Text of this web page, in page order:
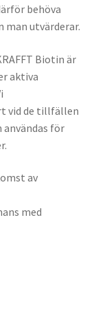
behöva
utvärderar.
Biotin är
aktiva
vid de tillfällen
för
av
med